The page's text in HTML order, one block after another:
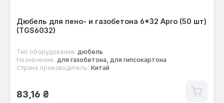
Дюбель для пено- и газобетона 6*32 Apro (50 шт)
(TGS6032)
Тип оборудования: дюбель
Назначение: для газобетона, для гипсокартона
Страна производитель: Китай
Обычная цена:
83,16 ₴